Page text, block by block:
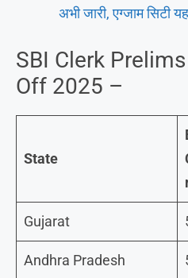
अभी जारी, एग्जाम सिटी
SBI Clerk
Off 2025 –
State
Gujarat
Andhra Pradesh